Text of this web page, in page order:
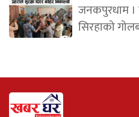
जनकपुरधाम ।
सिरहाको